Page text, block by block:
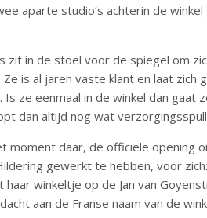
aparte studio’s achterin de
zit in de stoel voor de spiegel om
Ze is al jaren vaste klant en laat zich
Is ze eenmaal in de winkel dan gaat
dan altijd nog wat
moment daar, de officiële opening
gewerkt te hebben, voor
winkeltje op de Jan van
aan de Franse naam van de